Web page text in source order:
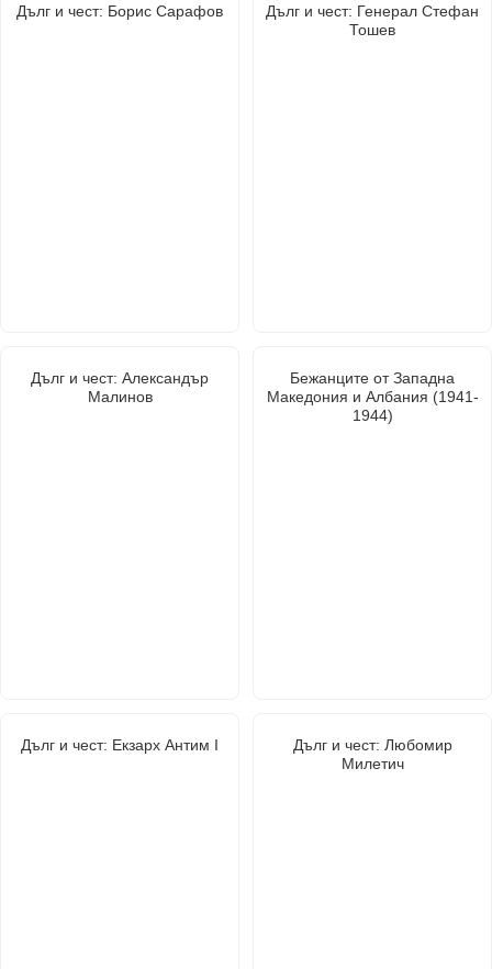
Дълг и чест: Борис Сарафов
Дълг и чест: Генерал Стефан
Тошев
Дълг и чест: Александър
Малинов
Бежанците от Западна
Македония и Албания (1941-
1944)
Дълг и чест: Екзарх Антим I
Дълг и чест: Любомир
Милетич